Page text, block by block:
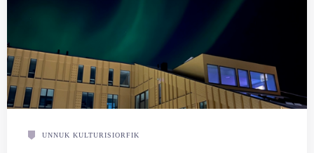
UNNUK KULTURISIORFIK